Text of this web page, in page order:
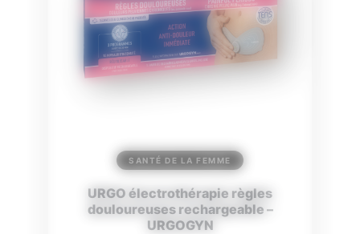
SANTÉ DE LA FEMME
URGO électrothérapie règles
douloureuses rechargeable –
URGOGYN